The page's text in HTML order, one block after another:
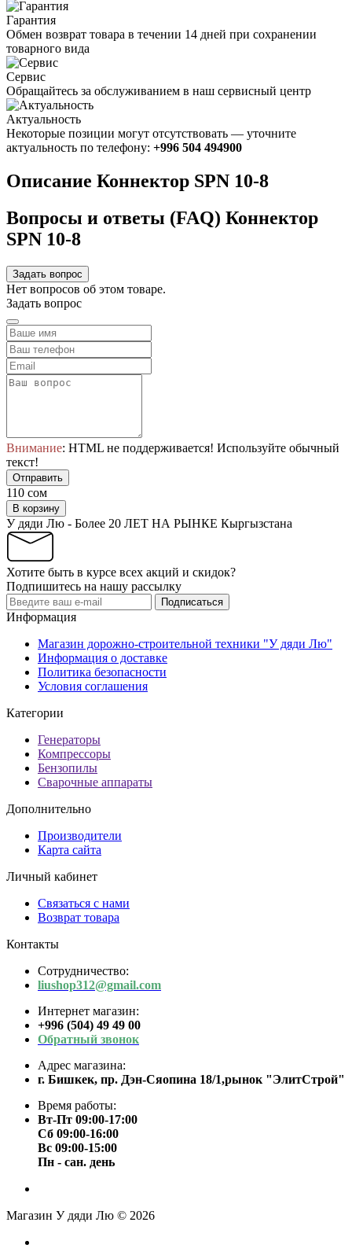
Гарантия
Обмен возврат товара в течении 14 дней при сохранении
товарного вида
Сервис
Обращайтесь за обслуживанием в наш сервисный центр
Актуальность
Некоторые позиции могут отсутствовать — уточните
актуальность по телефону: +996 504 494900
Описание Коннектор SPN 10-8
Вопросы и ответы (FAQ) Коннектор
SPN 10-8
Задать вопрос
Нет вопросов об этом товаре.
Задать вопрос
Внимание: HTML не поддерживается! Используйте обычный
текст!
Отправить
110 сом
В корзину
У дяди Лю - Более 20 ЛЕТ НА РЫНКЕ Кыргызстана
Хотите быть в курсе всех акций и скидок?
Подпишитесь на нашу рассылку
Подписаться
Информация
Магазин дорожно-строительной техники "У дяди Лю"
Информация о доставке
Политика безопасности
Условия соглашения
Категории
Генераторы
Компрессоры
Бензопилы
Сварочные аппараты
Дополнительно
Производители
Карта сайта
Личный кабинет
Связаться с нами
Возврат товара
Контакты
Сотрудничество:
liushop312@gmail.com
Интернет магазин:
+996 (504) 49 49 00
Обратный звонок
Адрес магазина:
г. Бишкек, пр. Дэн-Сяопина 18/1,рынок "ЭлитСтрой"
Время работы:
Вт-Пт 09:00-17:00
Сб 09:00-16:00
Вс 09:00-15:00
Пн - сан. день
Магазин У дяди Лю © 2026